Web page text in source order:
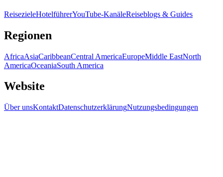
ReisezieleHotelführerYouTube-KanäleReiseblogs & Guides
Regionen
AfricaAsiaCaribbeanCentral AmericaEuropeMiddle EastNorth
AmericaOceaniaSouth America
Website
Über unsKontaktDatenschutzerklärungNutzungsbedingungen